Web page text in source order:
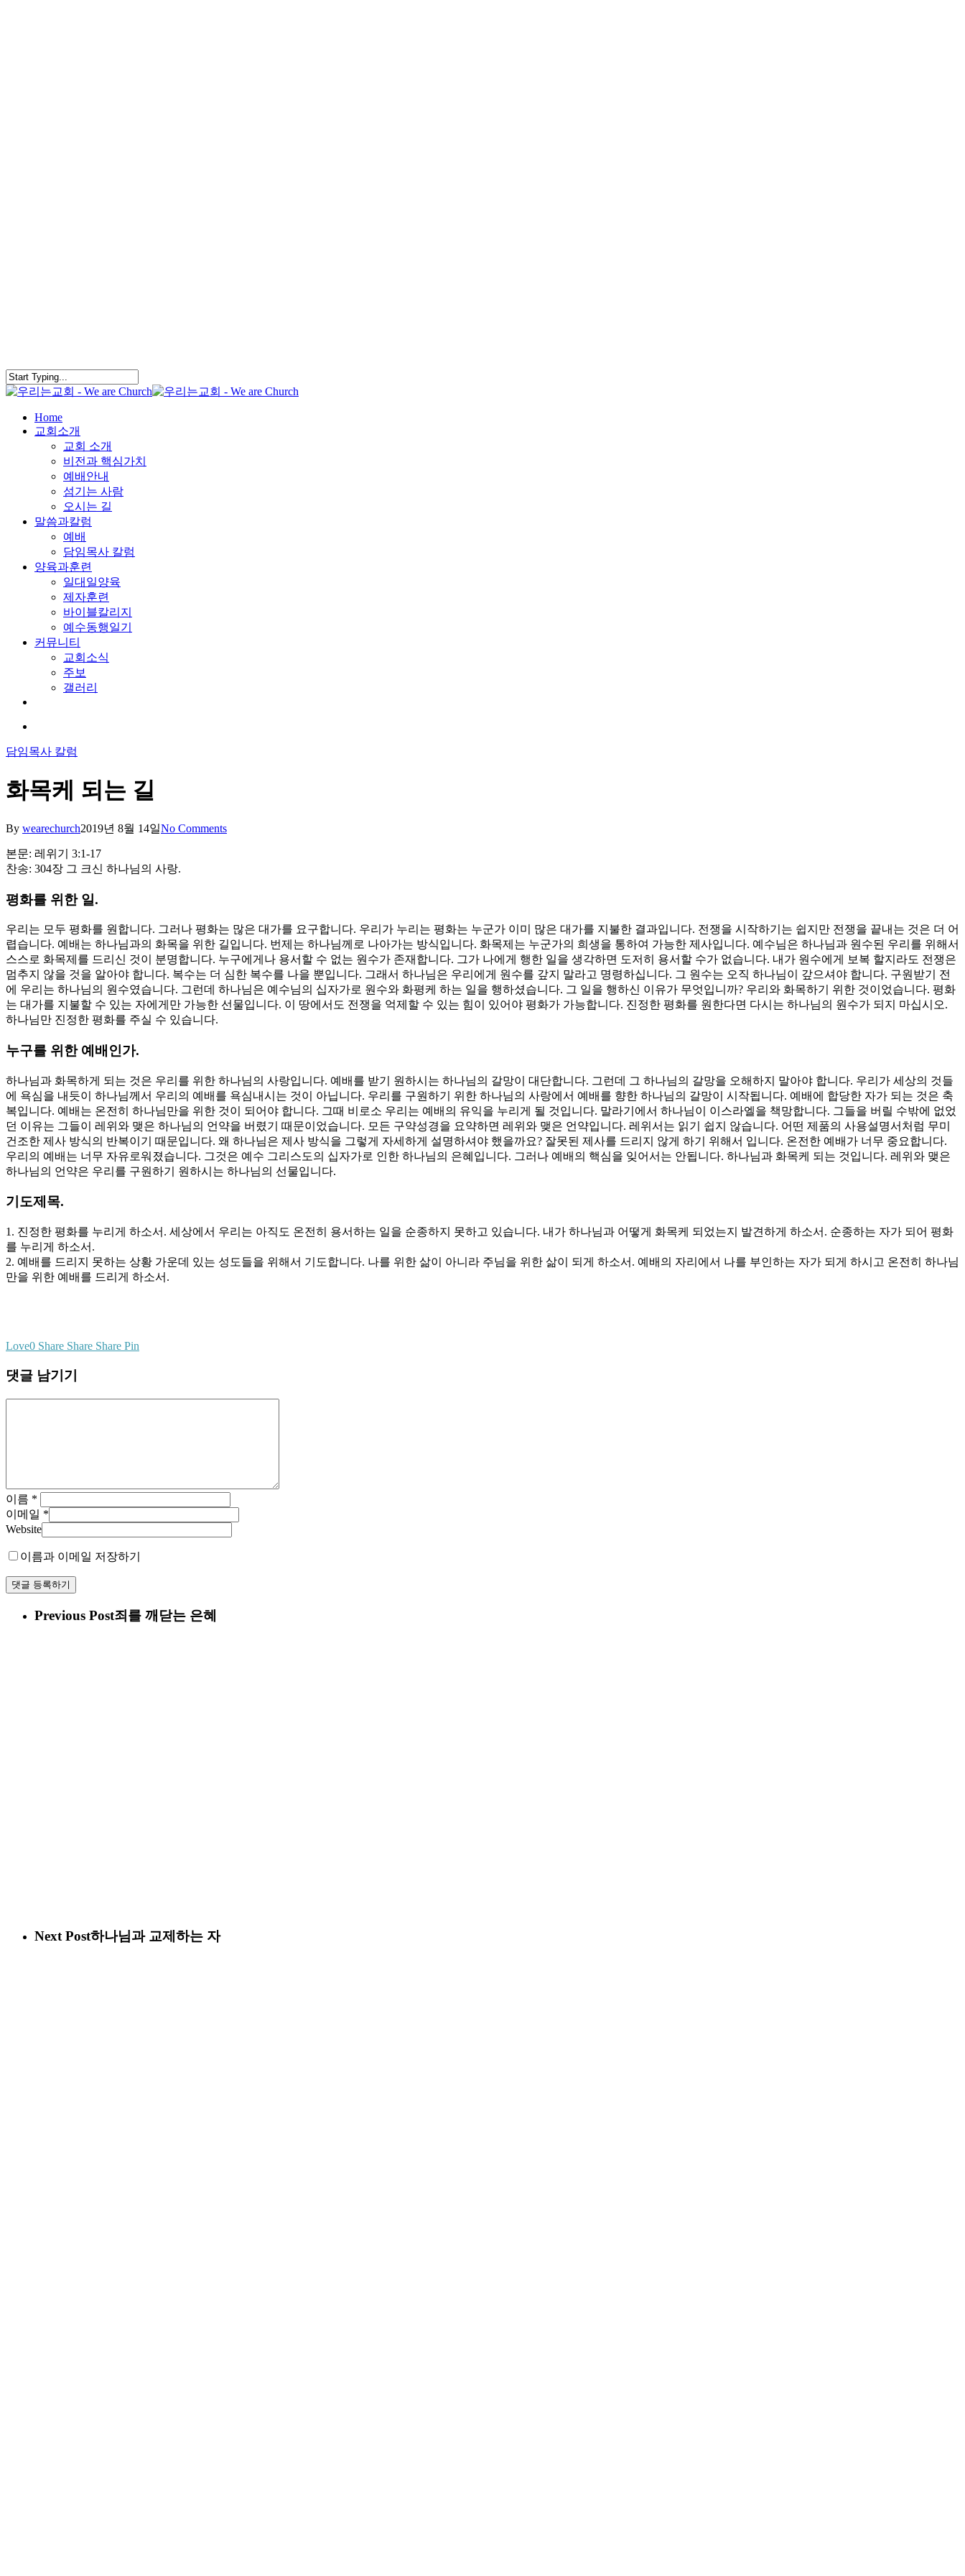
search
Menu
Home
교회소개
교회 소개
비전과 핵심가치
예배안내
섬기는 사람
오시는 길
말씀과칼럼
예배
담임목사 칼럼
양육과훈련
일대일양육
제자훈련
바이블칼리지
예수동행일기
커뮤니티
교회소식
주보
갤러리
담임목사 칼럼
화목케 되는 길
By wearechurch2019년 8월 14일No Comments
본문: 레위기 3:1-17
찬송: 304장 그 크신 하나님의 사랑.
평화를 위한 일.
우리는 모두 평화를 원합니다. 그러나 평화는 많은 대가를 요구합니다. 우리가 누리는 평화는 누군가 이미 많은 대가를 지불한 결과입니다. 전쟁을 시작하기는 쉽지만 전쟁을 끝내는 것은 더 어
렵습니다. 예배는 하나님과의 화목을 위한 길입니다. 번제는 하나님께로 나아가는 방식입니다. 화목제는 누군가의 희생을 통하여 가능한 제사입니다. 예수님은 하나님과 원수된 우리를 위해서
스스로 화목제를 드리신 것이 분명합니다. 누구에게나 용서할 수 없는 원수가 존재합니다. 그가 나에게 행한 일을 생각하면 도저히 용서할 수가 없습니다. 내가 원수에게 보복 할지라도 전쟁은
멈추지 않을 것을 알아야 합니다. 복수는 더 심한 복수를 나을 뿐입니다. 그래서 하나님은 우리에게 원수를 갚지 말라고 명령하십니다. 그 원수는 오직 하나님이 갚으셔야 합니다. 구원받기 전
에 우리는 하나님의 원수였습니다. 그런데 하나님은 예수님의 십자가로 원수와 화평케 하는 일을 행하셨습니다. 그 일을 행하신 이유가 무엇입니까? 우리와 화목하기 위한 것이었습니다. 평화
는 대가를 지불할 수 있는 자에게만 가능한 선물입니다. 이 땅에서도 전쟁을 억제할 수 있는 힘이 있어야 평화가 가능합니다. 진정한 평화를 원한다면 다시는 하나님의 원수가 되지 마십시오.
하나님만 진정한 평화를 주실 수 있습니다.
누구를 위한 예배인가.
하나님과 화목하게 되는 것은 우리를 위한 하나님의 사랑입니다. 예배를 받기 원하시는 하나님의 갈망이 대단합니다. 그런데 그 하나님의 갈망을 오해하지 말아야 합니다. 우리가 세상의 것들
에 욕심을 내듯이 하나님께서 우리의 예배를 욕심내시는 것이 아닙니다. 우리를 구원하기 위한 하나님의 사랑에서 예배를 향한 하나님의 갈망이 시작됩니다. 예배에 합당한 자가 되는 것은 축
복입니다. 예배는 온전히 하나님만을 위한 것이 되어야 합니다. 그때 비로소 우리는 예배의 유익을 누리게 될 것입니다. 말라기에서 하나님이 이스라엘을 책망합니다. 그들을 버릴 수밖에 없었
던 이유는 그들이 레위와 맺은 하나님의 언약을 버렸기 때문이었습니다. 모든 구약성경을 요약하면 레위와 맺은 언약입니다. 레위서는 읽기 쉽지 않습니다. 어떤 제품의 사용설명서처럼 무미
건조한 제사 방식의 반복이기 때문입니다. 왜 하나님은 제사 방식을 그렇게 자세하게 설명하셔야 했을까요? 잘못된 제사를 드리지 않게 하기 위해서 입니다. 온전한 예배가 너무 중요합니다.
우리의 예배는 너무 자유로워졌습니다. 그것은 예수 그리스도의 십자가로 인한 하나님의 은혜입니다. 그러나 예배의 핵심을 잊어서는 안됩니다. 하나님과 화목케 되는 것입니다. 레위와 맺은
하나님의 언약은 우리를 구원하기 원하시는 하나님의 선물입니다.
기도제목.
1. 진정한 평화를 누리게 하소서. 세상에서 우리는 아직도 온전히 용서하는 일을 순종하지 못하고 있습니다. 내가 하나님과 어떻게 화목케 되었는지 발견하게 하소서. 순종하는 자가 되어 평화
를 누리게 하소서.
2. 예배를 드리지 못하는 상황 가운데 있는 성도들을 위해서 기도합니다. 나를 위한 삶이 아니라 주님을 위한 삶이 되게 하소서. 예배의 자리에서 나를 부인하는 자가 되게 하시고 온전히 하나님
만을 위한 예배를 드리게 하소서.
Love0 Share Share Share Pin
댓글 남기기
이름 *
이메일 *
Website
이름과 이메일 저장하기
Previous Post죄를 깨닫는 은혜
Next Post하나님과 교제하는 자